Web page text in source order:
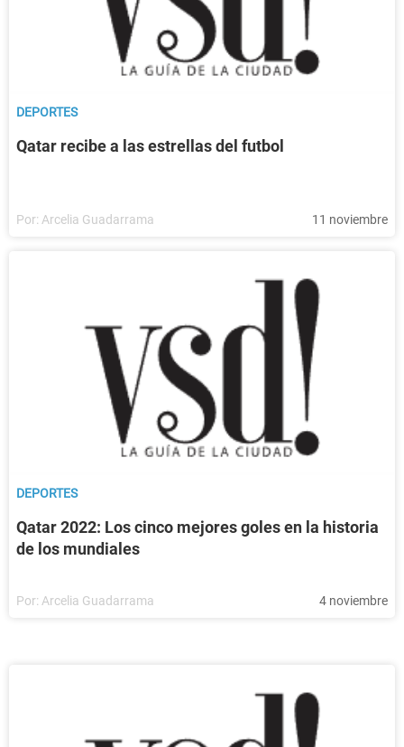
DEPORTES
Qatar recibe a las estrellas del futbol
Por: Arcelia Guadarrama 11 noviembre
DEPORTES
Qatar 2022: Los cinco mejores goles en la historia
de los mundiales
Por: Arcelia Guadarrama 4 noviembre